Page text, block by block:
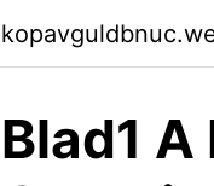
Blad1 A